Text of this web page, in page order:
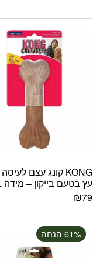
KONG קונג עצם לעיסה
עץ בטעם בייקון – מידה L
₪79
‫61% הנחה